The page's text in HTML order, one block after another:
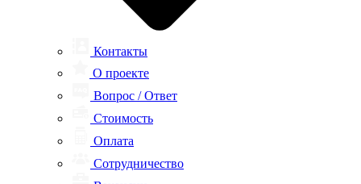
Контакты
О проекте
Вопрос / Ответ
Стоимость
Оплата
Сотрудничество